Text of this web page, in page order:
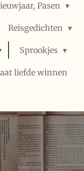
Pasen
Reisgedichten
Sprookjes
liefde winnen